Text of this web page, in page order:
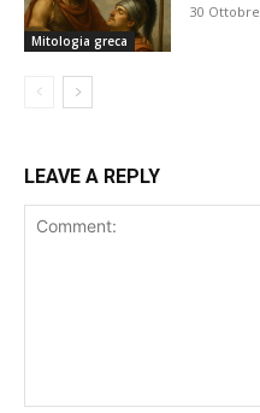
Mitologia greca
30
LEAVE A REPLY